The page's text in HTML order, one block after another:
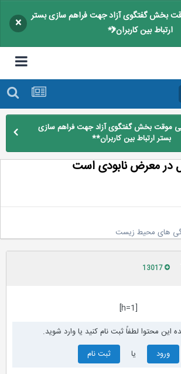
بخش گفتگوی آزاد جهت فراهم سازی بستر
ارتباط بین کاربران**
×
موقت بخش گفتگوی آزاد جهت فراهم سازی
بستر ارتباط بین کاربران**
در معرض نابودی است
های محیط زیست
محتوا لطفاً ثبت نام کنید یا وارد شوید.
ورود
ثبت نام